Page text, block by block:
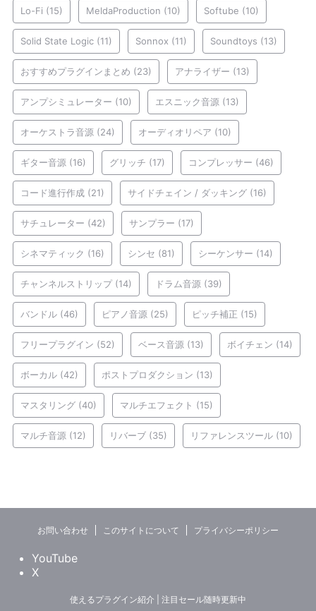
Lo-Fi (15) MeldaProduction (10) Softube (10)
Solid State Logic (11) Sonnox (11) Soundtoys (13)
おすすめプラグインまとめ (23) アナライザー (13)
アンプシミュレーター (10) エスニック音源 (13)
オーケストラ音源 (24) オーディオリペア (10)
ギター音源 (16) グリッチ (17) コンプレッサー (46)
コード進行作成 (21) サイドチェイン / ダッキング (16)
サチュレーター (42) サンプラー (17)
シネマティック (16) シンセ (81) シーケンサー (14)
チャンネルストリップ(14) ドラム音源 (39)
バンドル (46) ピアノ音源 (25) ピッチ補正 (15)
フリープラグイン (52) ベース音源 (13) ボイチェン (14)
ボーカル (42) ポストプロダクション (13)
マスタリング (40) マルチエフェクト (15)
マルチ音源 (12) リバーブ (35) リファレンスツール (10)
お問い合わせ このサイトについて プライバシーポリシー
YouTube
X
使えるプラグイン紹介 | 注目セール随時更新中